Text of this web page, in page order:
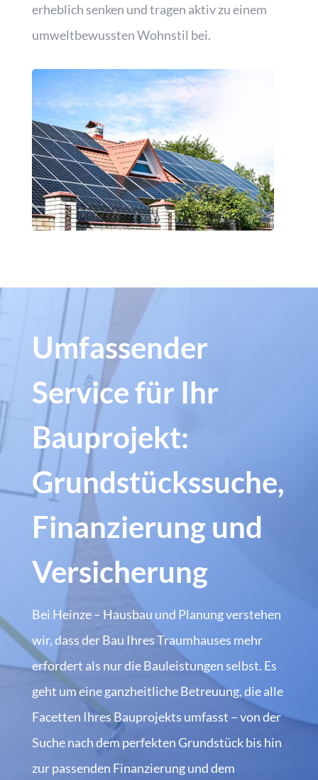
erheblich senken und tragen aktiv zu einem
umweltbewussten Wohnstil bei.
Umfassender
Service für Ihr
Bauprojekt:
Grundstückssuche,
Finanzierung und
Versicherung
Bei Heinze – Hausbau und Planung verstehen
wir, dass der Bau Ihres Traumhauses mehr
erfordert als nur die Bauleistungen selbst. Es
geht um eine ganzheitliche Betreuung, die alle
Facetten Ihres Bauprojekts umfasst – von der
Suche nach dem perfekten Grundstück bis hin
zur passenden Finanzierung und dem